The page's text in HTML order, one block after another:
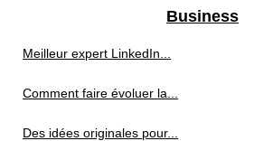
Business
Meilleur expert LinkedIn...
Comment faire évoluer la...
Des idées originales pour...